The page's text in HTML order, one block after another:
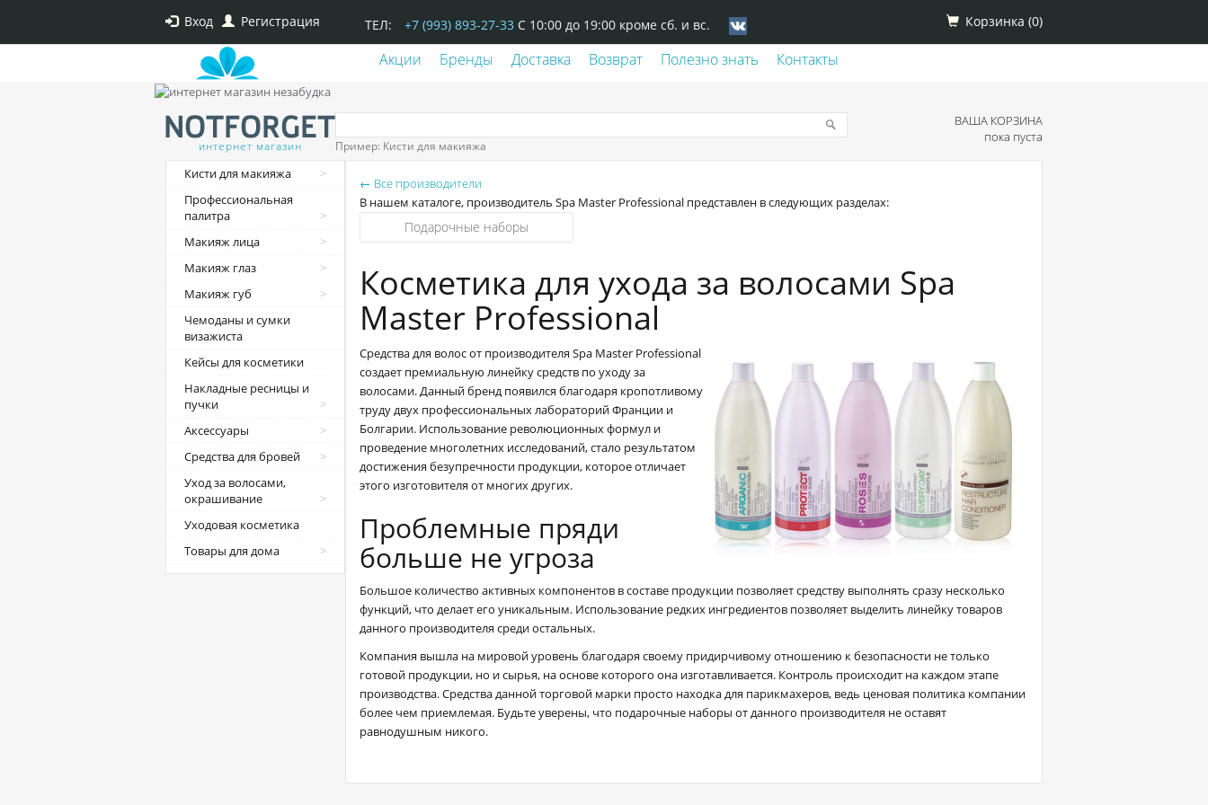
Вход Регистрация ТЕЛ: +7 (993) 893-27-33 С 10:00 до 19:00 кроме сб. и вс. Корзинка (0)
Акции Бренды Доставка Возврат Полезно знать Контакты
интернет магазин Пример: Кисти для макияжа
ВАША КОРЗИНА
пока пуста
Кисти для макияжа
Профессиональная
палитра
Макияж лица
Макияж глаз
Макияж губ
Чемоданы и сумки
визажиста
Кейсы для косметики
Накладные ресницы и
пучки
Аксессуары
Средства для бровей
Уход за волосами,
окрашивание
Уходовая косметика
Товары для дома
← Все производители
В нашем каталоге, производитель Spa Master Professional представлен в следующих разделах:
Подарочные наборы
Косметика для ухода за волосами Spa
Master Professional
Средства для волос от производителя Spa Master Professional
создает премиальную линейку средств по уходу за
волосами. Данный бренд появился благодаря кропотливому
труду двух профессиональных лабораторий Франции и
Болгарии. Использование революционных формул и
проведение многолетних исследований, стало результатом
достижения безупречности продукции, которое отличает
этого изготовителя от многих других.
Проблемные пряди
больше не угроза
Большое количество активных компонентов в составе продукции позволяет средству выполнять сразу несколько
функций, что делает его уникальным. Использование редких ингредиентов позволяет выделить линейку товаров
данного производителя среди остальных.
Компания вышла на мировой уровень благодаря своему придирчивому отношению к безопасности не только
готовой продукции, но и сырья, на основе которого она изготавливается. Контроль происходит на каждом этапе
производства. Средства данной торговой марки просто находка для парикмахеров, ведь ценовая политика компании
более чем приемлемая. Будьте уверены, что подарочные наборы от данного производителя не оставят
равнодушным никого.